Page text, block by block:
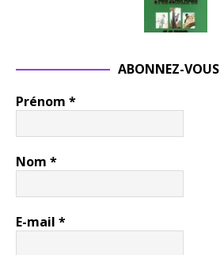
ABONNEZ-VOUS
Prénom *
Nom *
E-mail *